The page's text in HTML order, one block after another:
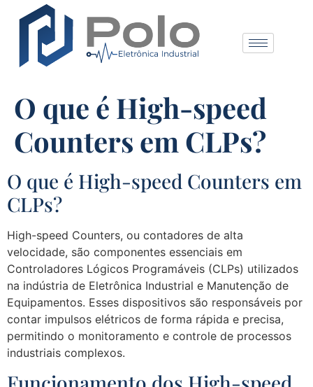
O que é High-speed
Counters em CLPs?
O que é High-speed Counters em
CLPs?
High-speed Counters, ou contadores de alta
velocidade, são componentes essenciais em
Controladores Lógicos Programáveis (CLPs) utilizados
na indústria de Eletrônica Industrial e Manutenção de
Equipamentos. Esses dispositivos são responsáveis por
contar impulsos elétricos de forma rápida e precisa,
permitindo o monitoramento e controle de processos
industriais complexos.